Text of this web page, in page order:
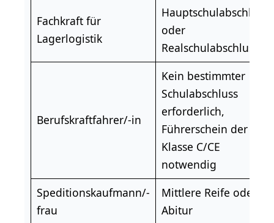
Fachkraft für
Lagerlogistik
Hauptschulabschluss
oder
Realschulabschluss
Berufskraftfahrer/-in
Kein bestimmter
Schulabschluss
erforderlich,
Führerschein der
Klasse C/CE
notwendig
Speditionskaufmann/-
frau
Mittlere Reife oder
Abitur